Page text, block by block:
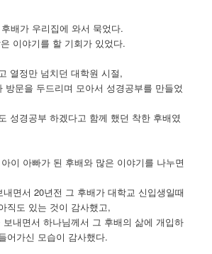
배가 우리집에 와서 묵었다.
이야기를 할 기회가 있었다.
열정만 넘치던 대학원 시절,
방문을 두드리며 모아서 성경공부를 만들었
성경공부 하겠다고 함께 했던 착한 후배였
이 아빠가 된 후배와 많은 이야기를 나누면
면서 20년전 그 후배가 대학교 신입생일때
직도 있는 것이 감사했고,
내면서 하나님께서 그 후배의 삶에 개입하
어가신 모습이 감사했다.